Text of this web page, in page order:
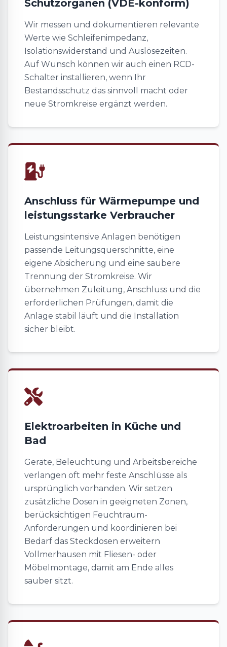
Schutzorganen (VDE-konform)
Wir messen und dokumentieren relevante
Werte wie Schleifenimpedanz,
Isolationswiderstand und Auslösezeiten.
Auf Wunsch können wir auch einen RCD-
Schalter installieren, wenn Ihr
Bestandsschutz das sinnvoll macht oder
neue Stromkreise ergänzt werden.
Anschluss für Wärmepumpe und
leistungsstarke Verbraucher
Leistungsintensive Anlagen benötigen
passende Leitungsquerschnitte, eine
eigene Absicherung und eine saubere
Trennung der Stromkreise. Wir
übernehmen Zuleitung, Anschluss und die
erforderlichen Prüfungen, damit die
Anlage stabil läuft und die Installation
sicher bleibt.
Elektroarbeiten in Küche und
Bad
Geräte, Beleuchtung und Arbeitsbereiche
verlangen oft mehr feste Anschlüsse als
ursprünglich vorhanden. Wir setzen
zusätzliche Dosen in geeigneten Zonen,
berücksichtigen Feuchtraum-
Anforderungen und koordinieren bei
Bedarf das Steckdosen erweitern
Vollmerhausen mit Fliesen- oder
Möbelmontage, damit am Ende alles
sauber sitzt.